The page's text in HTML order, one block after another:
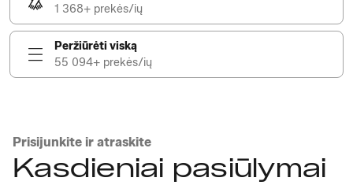
1 368+ prekės/ių
Peržiūrėti viską
55 094+ prekės/ių
Prisijunkite ir atraskite
Kasdieniai pasiūlymai